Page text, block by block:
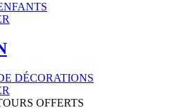
DÉCORATIONS
OFFERTS